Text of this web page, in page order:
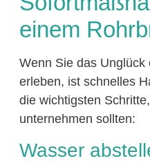
einem
Wenn Sie das Unglück
erleben, ist schnelles
die wichtigsten
unternehmen sollten:
Wasser